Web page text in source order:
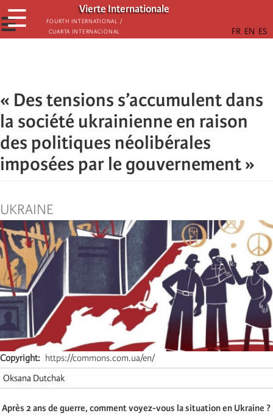
Skip
to
main
Vierte Internationale
Fourth International /
Cuarta Internacional
☰
☰
« Des tensions s’accumulent dans
la société ukrainienne en raison
des politiques néolibérales
imposées par le gouvernement »
UKRAINE
Copyright
https://commons.com.ua/en/
Oksana Dutchak
Après 2 ans de guerre, comment voyez-vous la situation en Ukraine ?